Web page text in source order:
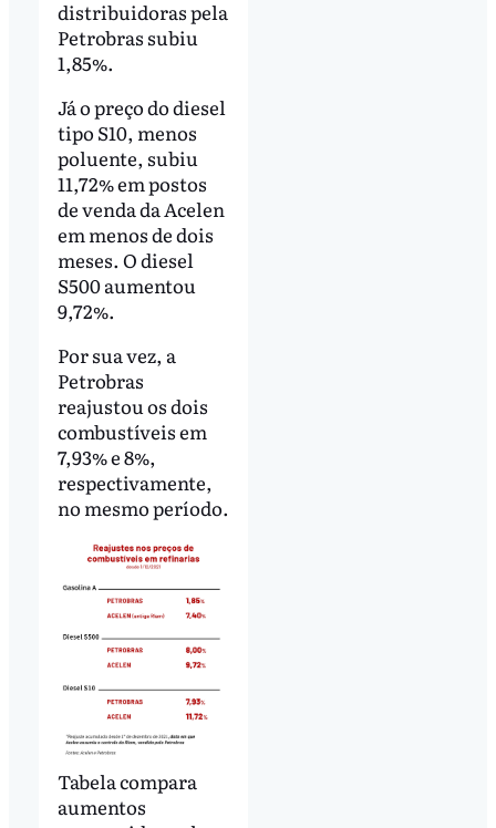
distribuidoras pela
Petrobras subiu
1,85%.
Já o preço do diesel
tipo S10, menos
poluente, subiu
11,72% em postos
de venda da Acelen
em menos de dois
meses. O diesel
S500 aumentou
9,72%.
Por sua vez, a
Petrobras
reajustou os dois
combustíveis em
7,93% e 8%,
respectivamente,
no mesmo período.
Tabela compara
aumentos